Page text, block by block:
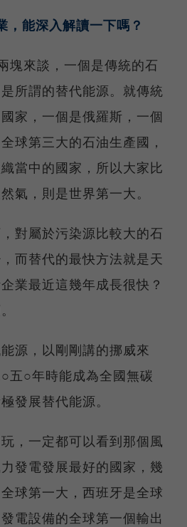
，能深入解讀一下嗎？
塊來談，一個是傳統的石
所謂的替代能源。就傳統
家，一個是俄羅斯，一個
球第三大的石油生產國，
當中的國家，所以大家比
氣，則是世界第一大。
對屬於污染源比較大的石
而替代的最快方法就是天
業最近這幾年成長很快？
源，以剛剛講的挪威來
五○年時能成為全國無碳
發展替代能源。
，一定都可以看到那個風
發電發展最好的國家，幾
球第一大，西班牙是全球
電設備的全球第一個輸出